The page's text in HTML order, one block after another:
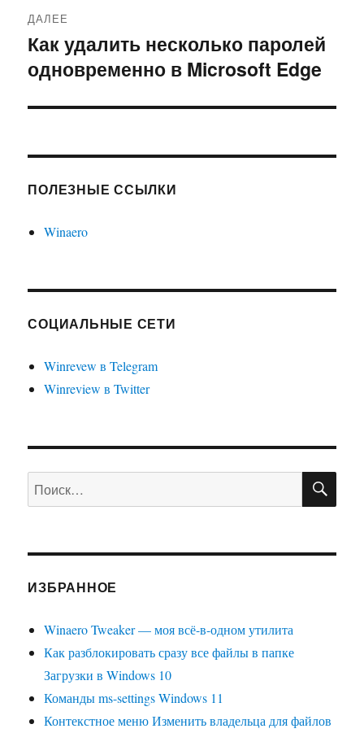
ДАЛЕЕ
Следующая
запись:
Как удалить несколько паролей
одновременно в Microsoft Edge
ПОЛЕЗНЫЕ ССЫЛКИ
Winaero
СОЦИАЛЬНЫЕ СЕТИ
Winrevew в Telegram
Winreview в Twitter
Искать:
ИЗБРАННОЕ
Winaero Tweaker — моя всё-в-одном утилита
Как разблокировать сразу все файлы в папке
Загрузки в Windows 10
Команды ms-settings Windows 11
Контекстное меню Изменить владельца для файлов